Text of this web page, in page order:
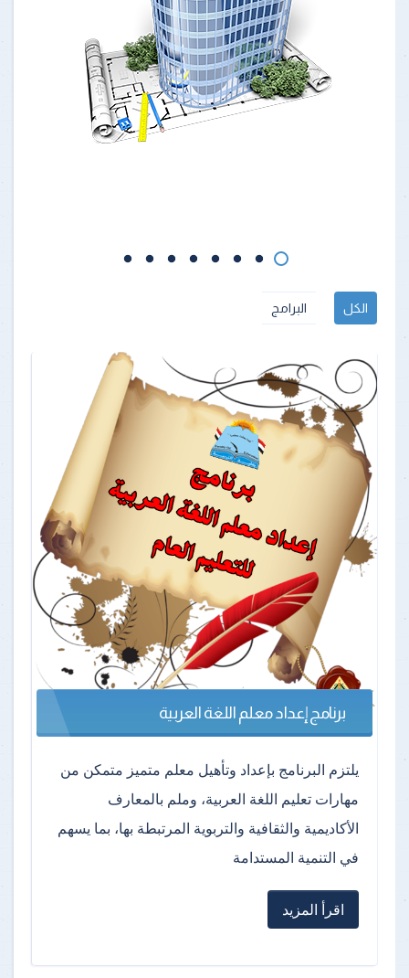
الكل البرامج
برنامج إعداد معلم اللغة العربية
يلتزم البرنامج بإعداد وتأهيل معلم متميز متمكن من
مهارات تعليم اللغة العربية، وملم بالمعارف
الأكاديمية والثقافية والتربوية المرتبطة بها، بما يسهم
في التنمية المستدامة
اقرأ المزيد